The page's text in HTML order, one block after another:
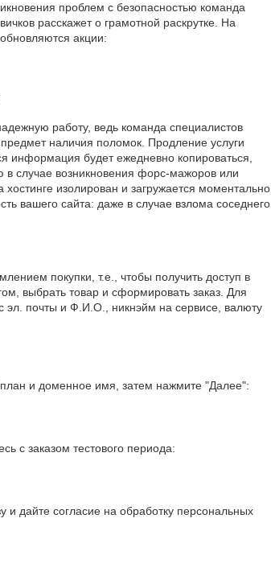
проблем с безопасностью команда
расскажет о грамотной раскрутке. На
акции:
работу, ведь команда специалистов
наличия поломок. Продление услуги
информация будет ежедневно копироваться,
случае возникновения форс-мажоров или
изолирован и загружается моментально,
вашего сайта: даже в случае взлома соседнего
покупки, т.е., чтобы получить доступ в
выбрать товар и сформировать заказ. Для
эл. почты и Ф.И.О., никнэйм на сервисе, валюту
и доменное имя, затем нажмите "Далее":
с заказом тестового периода:
дайте согласие на обработку персональных